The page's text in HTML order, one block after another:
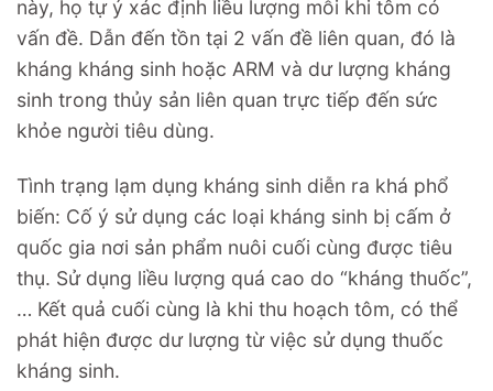
này, họ tự ý xác định liều lượng mỗi khi tôm có
vấn đề. Dẫn đến tồn tại 2 vấn đề liên quan, đó là
kháng kháng sinh hoặc ARM và dư lượng kháng
sinh trong thủy sản liên quan trực tiếp đến sức
khỏe người tiêu dùng.
Tình trạng lạm dụng kháng sinh diễn ra khá phổ
biến: Cố ý sử dụng các loại kháng sinh bị cấm ở
quốc gia nơi sản phẩm nuôi cuối cùng được tiêu
thụ. Sử dụng liều lượng quá cao do “kháng thuốc”,
… Kết quả cuối cùng là khi thu hoạch tôm, có thể
phát hiện được dư lượng từ việc sử dụng thuốc
kháng sinh.